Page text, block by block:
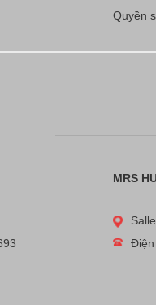
Quyền
MRS
Điện